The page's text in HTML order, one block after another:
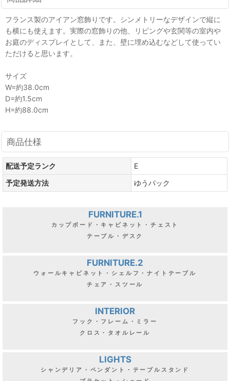
フランス製のアイアン窓飾りです。シンメトリーなデザインで縦に
も横にも使えます。実際の窓飾りの他、リビングや玄関等の室内や
お庭のディスプレイとして、また、壁に埋め込むなどして使ってい
ただけると思います。
サイズ
W=約38.0cm
D=約1.5cm
H=約88.0cm
商品仕様
配送予定ランク
E
予定発送方法
ゆうパック
FURNITURE.1
カップボード・キャビネット・チェスト
テーブル・デスク
FURNITURE.2
ウォールキャビネット・シェルフ・ナイトテーブル
チェア・スツール
INTERIOR
フック・フレーム・ミラー
クロス・タオルレール
LIGHTS
シャンデリア・ペンダント・テーブルスタンド